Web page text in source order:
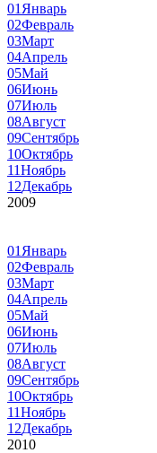
01 Январь
02Февраль
03Март
04Апрель
05Май
06Июнь
07Июль
08Август
09Сентябрь
10Октябрь
11Ноябрь
12Декабрь
2009
01 Январь
02Февраль
03Март
04Апрель
05Май
06Июнь
07Июль
08Август
09Сентябрь
10Октябрь
11Ноябрь
12Декабрь
2010